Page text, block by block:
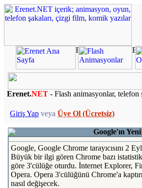
Erenet.NET - Flash animasyonlar,
Giriş Yap veya Üye Ol (Ücretsiz)
Google'ın
Google, Google Chrome tarayıcısını 2
Büyük bir ilgi gören Chrome bazı
göre 3'cülüğe oturdu. İnternet Explorer,
Opera. Opera 3'cülüğünü Chrome'a
nasıl değişecek.